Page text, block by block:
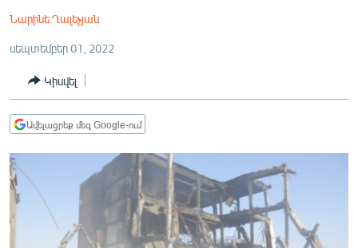
ՊԱՏԵՐԱԶՄԻ 6 ՇԱԲԱԹՆԵՐԸ
ՏԱՐԱԾԱՇՐՋԱՆ
ՄԻՋԱԶԳԱՅԻՆ
ՄՇԱԿՈՒՅԹ
Նարինե Ղալեչյան
սեպտեմբեր 01, 2022
Կիսվել
Ավելացրեք մեզ Google-ում